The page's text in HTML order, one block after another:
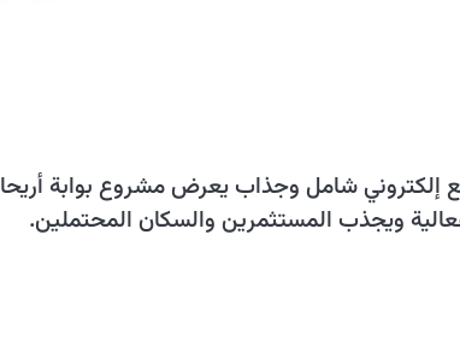
إلكتروني شامل وجذاب يعرض مشروع بوابة أريحا
ويجذب المستثمرين والسكان المحتملين.